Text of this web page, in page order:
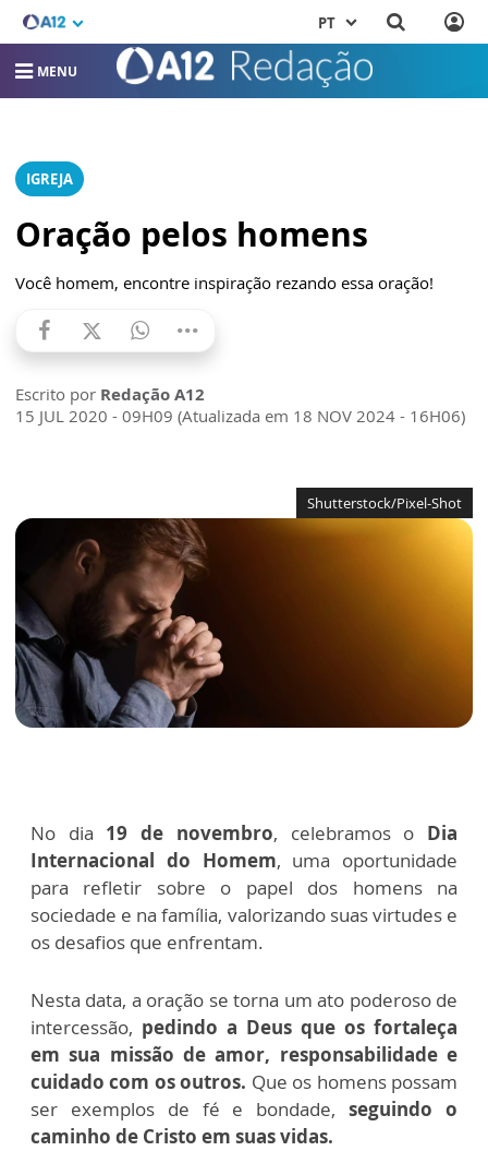
PT
MENU
IGREJA
Oração pelos homens
Você homem, encontre inspiração rezando essa oração!
Escrito por Redação A12
15 JUL 2020 - 09H09 (Atualizada em 18 NOV 2024 - 16H06)
Shutterstock/Pixel-Shot
No dia 19 de novembro, celebramos o Dia
Internacional do Homem, uma oportunidade
para refletir sobre o papel dos homens na
sociedade e na família, valorizando suas virtudes e
os desafios que enfrentam.
Nesta data, a oração se torna um ato poderoso de
intercessão, pedindo a Deus que os fortaleça
em sua missão de amor, responsabilidade e
cuidado com os outros. Que os homens possam
ser exemplos de fé e bondade,seguindo o
caminho de Cristo em suas vidas.